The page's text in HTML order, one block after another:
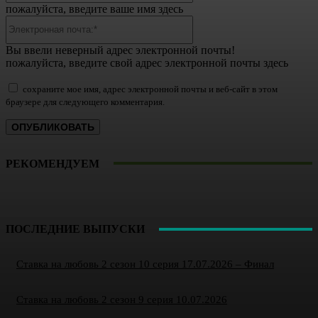
пожалуйста, введите ваше имя здесь
Вы ввели неверный адрес электронной почты!
пожалуйста, введите свой адрес электронной почты здесь
сохраните мое имя, адрес электронной почты и веб-сайт в этом
браузере для следующего комментария.
РЕКОМЕНДУЕМ
ПОСЛЕДНИЕ ВЫПУСКИ
Ставка на любовь 2 сезон 10 серия 17.07.2026 – Финал